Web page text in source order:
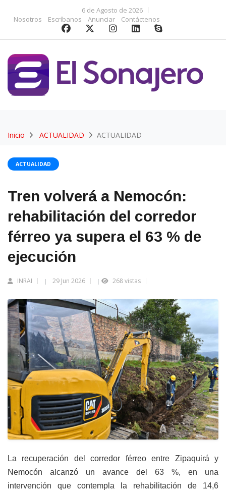
6 de Agosto de 2026
Nosotros
Escríbanos Anunciar Contáctenos
Inicio ACTUALIDAD ACTUALIDAD
ACTUALIDAD
Tren volverá a Nemocón:
rehabilitación del corredor
férreo ya supera el 63 % de
ejecución
INRAI | 29 Jun 2026 | 268 vistas
La recuperación del corredor férreo entre Zipaquirá y
Nemocón alcanzó un avance del 63 %, en una
intervención que contempla la rehabilitación de 14,6